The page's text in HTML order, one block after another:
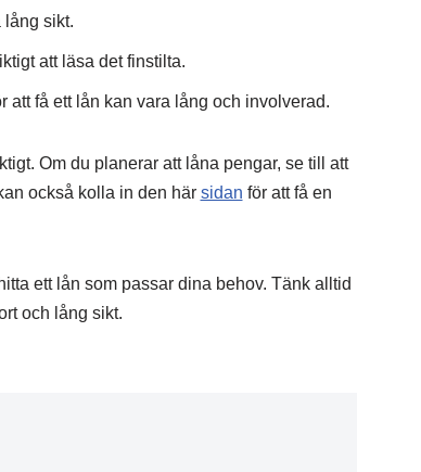
lång sikt.
att läsa det finstilta.
att få ett lån kan vara lång och involverad.
Om du planerar att låna pengar, se till att
också kolla in den här sidan för att få en
ett lån som passar dina behov. Tänk alltid
och lång sikt.